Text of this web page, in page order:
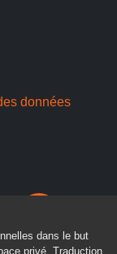
dans le but
privé, Traduction
données